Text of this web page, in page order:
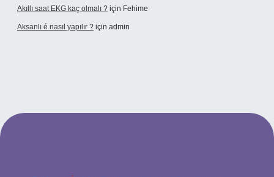
Akıllı saat EKG kaç olmalı ? için Fehime
Aksanlı é nasıl yapılır ? için admin